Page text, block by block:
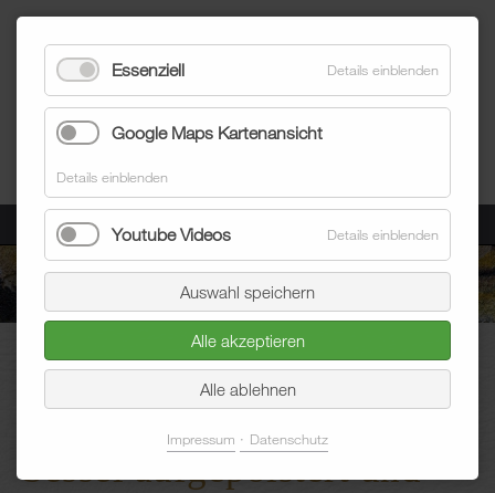
Menü
Aktuelles Blogeintrag
Sessel aufgepolstert und
Essenziell Details einblenden
Google Maps Kartenansicht
Details einblenden
Youtube Videos Details einblenden
Auswahl speichern
Alle akzeptieren
Alle ablehnen
Impressum Datenschutz